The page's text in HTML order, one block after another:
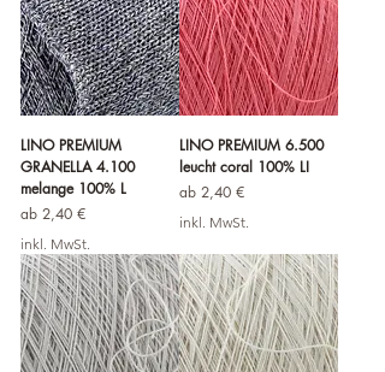
LINO PREMIUM
GRANELLA 4.100
melange 100% L
ab 2,40 €
Sale-Preis
inkl. MwSt.
LINO PREMIUM 6.500
leucht coral 100% LI
ab 2,40 €
Sale-Preis
inkl. MwSt.